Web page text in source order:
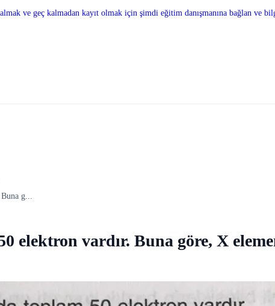
ve geç kalmadan kayıt olmak için şimdi eğitim danışmanına bağlan ve
g...
elektron vardır. Buna göre, X